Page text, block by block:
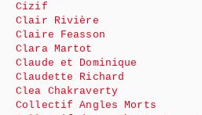
Cizif
Clair Rivière
Claire Feasson
Clara Martot
Claude et Dominique
Claudette Richard
Clea Chakraverty
Collectif Angles Morts